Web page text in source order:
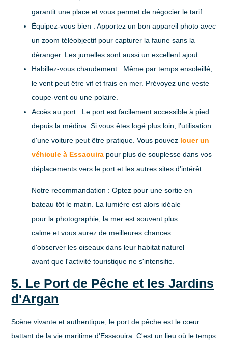
garantit une place et vous permet de négocier le tarif.
Équipez-vous bien : Apportez un bon appareil photo avec
un zoom téléobjectif pour capturer la faune sans la
déranger. Les jumelles sont aussi un excellent ajout.
Habillez-vous chaudement : Même par temps ensoleillé,
le vent peut être vif et frais en mer. Prévoyez une veste
coupe-vent ou une polaire.
Accès au port : Le port est facilement accessible à pied
depuis la médina. Si vous êtes logé plus loin, l'utilisation
d'une voiture peut être pratique. Vous pouvez louer un
véhicule à Essaouira pour plus de souplesse dans vos
déplacements vers le port et les autres sites d'intérêt.
Notre recommandation : Optez pour une sortie en
bateau tôt le matin. La lumière est alors idéale
pour la photographie, la mer est souvent plus
calme et vous aurez de meilleures chances
d'observer les oiseaux dans leur habitat naturel
avant que l'activité touristique ne s'intensifie.
5. Le Port de Pêche et les Jardins
d'Argan
Scène vivante et authentique, le port de pêche est le cœur
battant de la vie maritime d'Essaouira. C'est un lieu où le temps